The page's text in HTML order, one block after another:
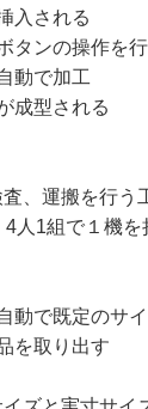
入される
タンの操作を行
動で加工
成型される
、運搬を行う
人1組で１機を
動で既定のサ
を取り出す